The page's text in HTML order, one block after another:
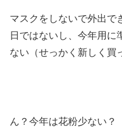
マスクをしないで外出で
日ではないし、今年用に
ない（せっかく新しく買
ん？今年は花粉少ない？